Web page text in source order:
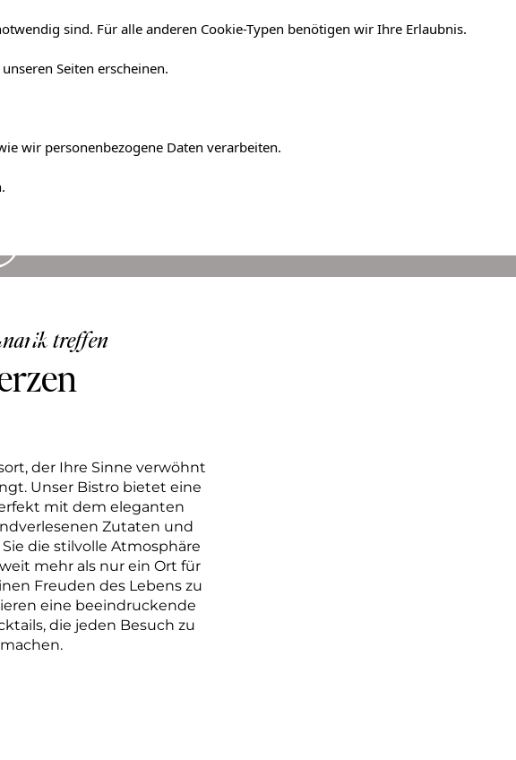
sind. Für alle anderen Cookie-Typen benötigen wir Ihre Erlaubnis.
Seiten erscheinen.
wir personenbezogene Daten verarbeiten.
treffen
der Ihre Sinne verwöhnt
Unser Bistro bietet eine
mit dem eleganten
Zutaten und
die stilvolle Atmosphäre
mehr als nur ein Ort für
Freuden des Lebens zu
eine beeindruckende
die jeden Besuch zu